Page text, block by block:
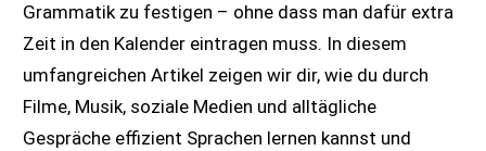
Grammatik zu festigen – ohne dass man dafür extra
Zeit in den Kalender eintragen muss. In diesem
umfangreichen Artikel zeigen wir dir, wie du durch
Filme, Musik, soziale Medien und alltägliche
Gespräche effizient Sprachen lernen kannst und